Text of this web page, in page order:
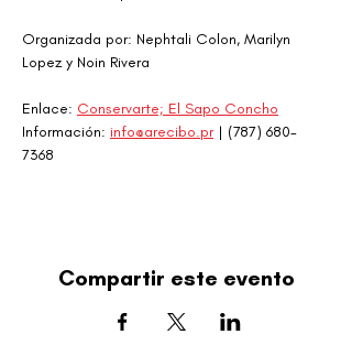
Organizada por: Nephtali Colon, Marilyn
Lopez y Noin Rivera
Enlace: Conservarte; El Sapo Concho
Información: info@arecibo.pr | (787) 680-
7368
Compartir este evento